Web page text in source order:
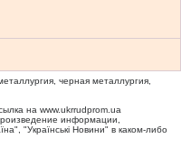
черная металлургия,
на www.ukrrudprom.ua
информации,
"Українськi Новини" в каком-либо